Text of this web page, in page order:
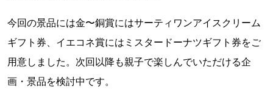
今回の景品には金〜銅賞にはサーティワンアイスクリーム
ギフト券、イエコネ賞にはミスタードーナツギフト券をご
用意しました。次回以降も親子で楽しんでいただける企
画・景品を検討中です。